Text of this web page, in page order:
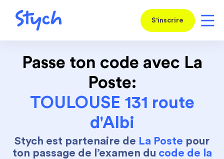
S'inscrire
Passe ton code avec La
Poste:
TOULOUSE 131 route
d'Albi
Stych est partenaire de La Poste pour
ton passage de l’examen du code de la